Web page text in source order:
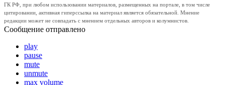
ГК РФ, при любом использовании материалов, размещенных на портале, в том числе
цитировании, активная гиперссылка на материал является обязательной. Мнение
редакции может не совпадать с мнением отдельных авторов и колумнистов.
Сообщение отправлено
play
pause
mute
unmute
max volume